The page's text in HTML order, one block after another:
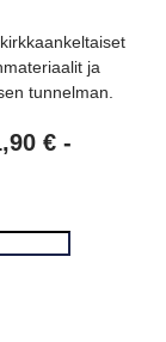
ja
tunnelman.
€ -